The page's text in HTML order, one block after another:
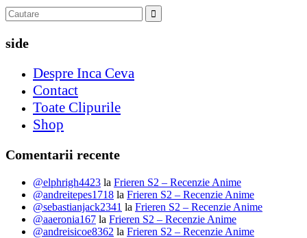
side
Despre Inca Ceva
Contact
Toate Clipurile
Shop
Comentarii recente
@elphrigh4423 la Frieren S2 – Recenzie Anime
@andreitepes1718 la Frieren S2 – Recenzie Anime
@sebastianjack2341 la Frieren S2 – Recenzie Anime
@aaeronia167 la Frieren S2 – Recenzie Anime
@andreisicoe8362 la Frieren S2 – Recenzie Anime